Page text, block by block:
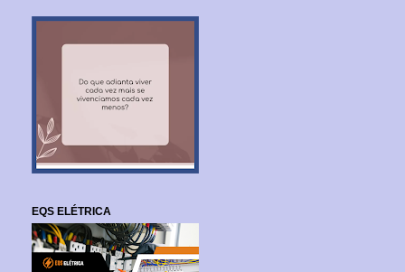
EQS ELÉTRICA